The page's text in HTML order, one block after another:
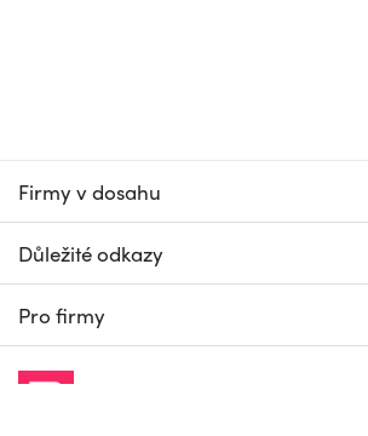
Firmy v dosahu
Důležité odkazy
Pro firmy